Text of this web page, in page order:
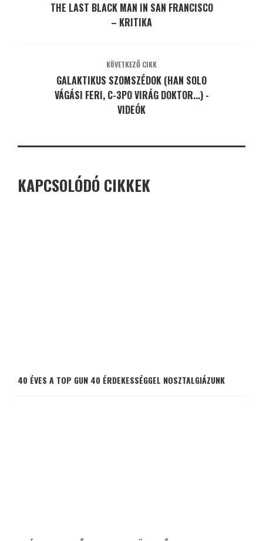
THE LAST BLACK MAN IN SAN FRANCISCO
– KRITIKA
KÖVETKEZŐ CIKK
GALAKTIKUS SZOMSZÉDOK (HAN SOLO
VÁGÁSI FERI, C-3PO VIRÁG DOKTOR...) -
VIDEÓK
KAPCSOLÓDÓ CIKKEK
40 ÉVES A TOP GUN 40 ÉRDEKESSÉGGEL NOSZTALGIÁZUNK